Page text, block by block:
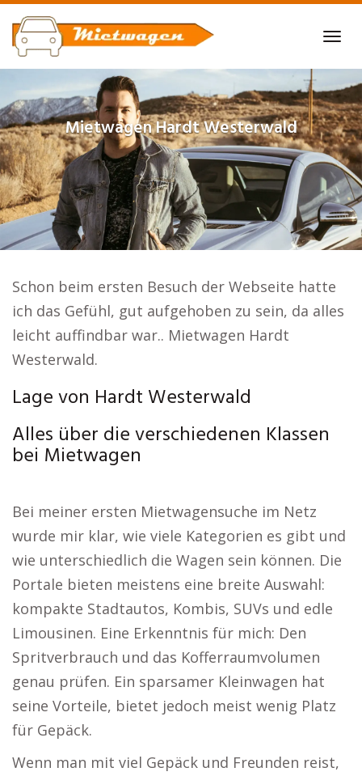
Skip
to
main
content
MietwagenHardt Westerwald
Schon beim ersten Besuch der Webseite hatte
ich das Gefühl, gut aufgehoben zu sein, da alles
leicht auffindbar war.. Mietwagen Hardt
Westerwald.
Lage von Hardt Westerwald
Alles über die verschiedenen Klassen
bei Mietwagen
Bei meiner ersten Mietwagensuche im Netz
wurde mir klar, wie viele Kategorien es gibt und
wie unterschiedlich die Wagen sein können. Die
Portale bieten meistens eine breite Auswahl:
kompakte Stadtautos, Kombis, SUVs und edle
Limousinen. Eine Erkenntnis für mich: Den
Spritverbrauch und das Kofferraumvolumen
genau prüfen. Ein sparsamer Kleinwagen hat
seine Vorteile, bietet jedoch meist wenig Platz
für Gepäck.
Wenn man mit viel Gepäck und Freunden reist,